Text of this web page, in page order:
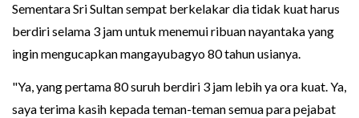
Sementara Sri Sultan sempat berkelakar dia tidak kuat harus
berdiri selama 3 jam untuk menemui ribuan nayantaka yang
ingin mengucapkan mangayubagyo 80 tahun usianya.
"Ya, yang pertama 80 suruh berdiri 3 jam lebih ya ora kuat. Ya,
saya terima kasih kepada teman-teman semua para pejabat